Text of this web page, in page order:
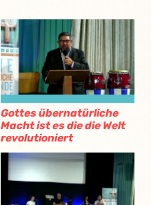
Gottes übernatürliche
Macht ist es die die Welt
revolutioniert